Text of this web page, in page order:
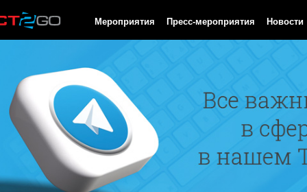
Мероприятия Пресс-мероприятия Новости